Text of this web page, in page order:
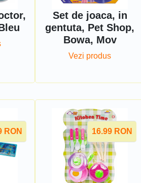
Set de joaca, in
gentuta, Pet Shop,
Bowa, Mov
Vezi produs
RON 16.99 RON